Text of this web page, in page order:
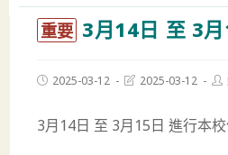
重要 3月14日 至 3
Post2025-03-12
Post2025-03-12
3月14日 至 3月15日 進行本